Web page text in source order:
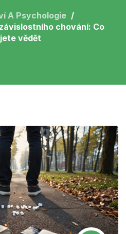
A Psychologie
chování: Co
vědět